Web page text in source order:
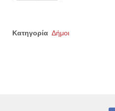
Κατηγορία Δήμοι